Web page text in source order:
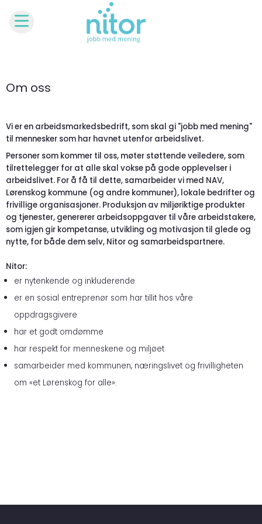
Om oss
Vi er en arbeidsmarkedsbedrift, som skal gi "jobb med mening"
til mennesker som har havnet utenfor arbeidslivet.
Personer som kommer til oss, møter støttende veiledere, som
tilrettelegger for at alle skal vokse på gode opplevelser i
arbeidslivet. For å få til dette, samarbeider vi med NAV,
Lørenskog kommune (og andre kommuner), lokale bedrifter og
frivillige organisasjoner. Produksjon av miljøriktige produkter
og tjenester, genererer arbeidsoppgaver til våre arbeidstakere,
som igjen gir kompetanse, utvikling og motivasjon til glede og
nytte, for både dem selv, Nitor og samarbeidspartnere.
Nitor:
er nytenkende og inkluderende
er en sosial entreprenør som har tillit hos våre
oppdragsgivere
har et godt omdømme
har respekt for menneskene og miljøet
samarbeider med kommunen, næringslivet og frivilligheten
om «et Lørenskog for alle».